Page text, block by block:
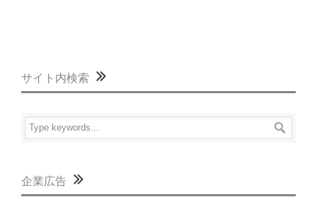
サイト内検索
企業広告